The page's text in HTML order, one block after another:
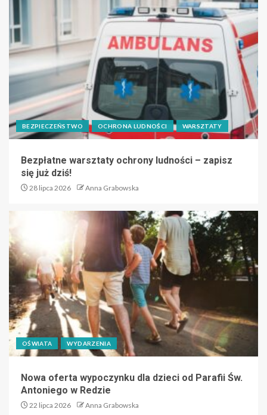
BEZPIECZEŃSTWO OCHRONA LUDNOŚCI WARSZTATY
Bezpłatne warsztaty ochrony ludności – zapisz
się już dziś!
28 lipca 2026 Anna Grabowska
OŚWIATA WYDARZENIA
Nowa oferta wypoczynku dla dzieci od Parafii Św.
Antoniego w Redzie
22 lipca 2026 Anna Grabowska